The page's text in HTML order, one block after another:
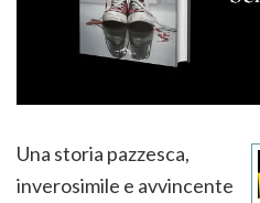
Una storia pazzesca,
inverosimile e avvincente